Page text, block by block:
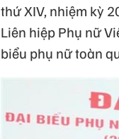
thứ XIV, nhiệm kỳ
Liên hiệp Phụ nữ
biểu phụ nữ toàn